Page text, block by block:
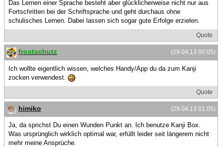
Das Lernen einer Sprache besteht aber glücklicherweise nicht nur aus
Fortschritten bei der Schriftsprache und geht durchaus ohne
schulisches Lernen. Dabei lassen sich sogar gute Erfolge erzielen.
Quote
(29.04.13 00:05)
frostschutz
Ich wollte eigentlich wissen, welches Handy/App du da zum Kanji
zocken verwendest.
Quote
(29.04.13 01:05)
himiko
Ja, da sprichst Du einen Wunden Punkt an. Ich benutze Kanji Box.
Was ursprünglich wirklich optimal war, erfüllt leider seit längerem nicht
mehr meine Ansprüche.